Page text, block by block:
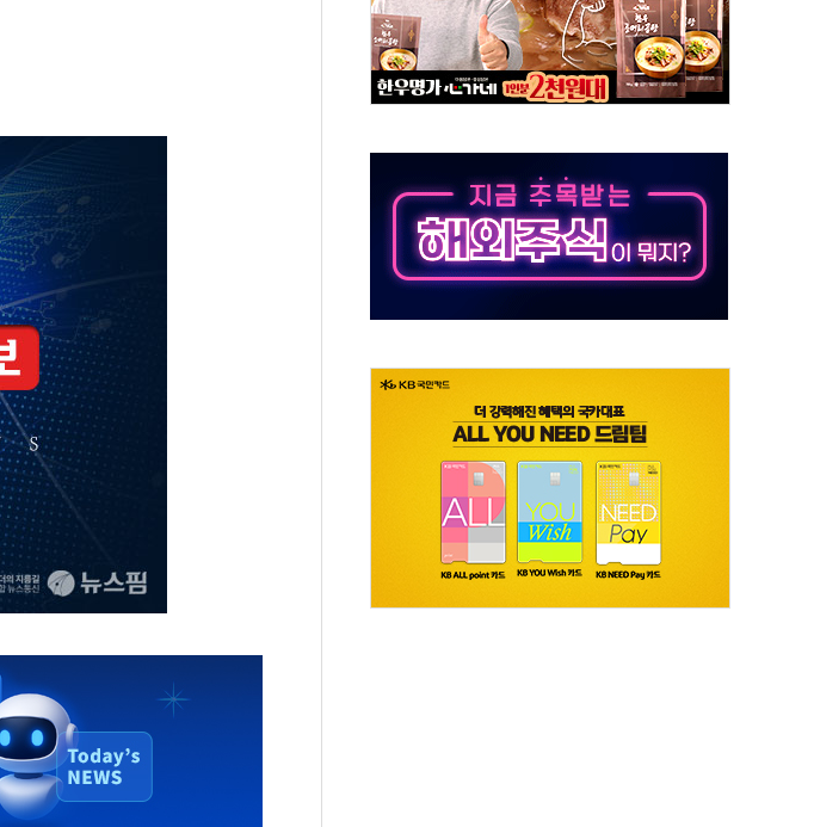
서울 중랑구 주택가서 흉기 난동…60대 남성 2명 숨져
李대통령 "결혼 때문에 손해 보는 일 없게"…'결혼 페널티' 22개 과제 손본다
여수 오동도 인근 해상서 모터보트 전복…1명 사망·1명 실종
인천 선재도 갯벌서 해루질 중 실종 60대 나흘만에 숨진 채 발견
인천서 말다툼 중 어머니 흉기 살해 10대 아들 체포
'화합' 꺼낸 김민석에 '뻔뻔' 받아친 정청래…제주 연설서 신경전 고조
李대통령, ISA 개편 재검토 지시…與 "적극 환영"·野 "졸속 국정"